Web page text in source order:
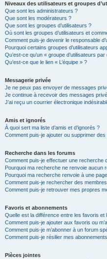
Niveaux des utilisateurs et groupes
Que sont les administrateurs ?
Que sont les modérateurs ?
Que sont les groupes d’utilisateurs ?
Où sont les groupes d’utilisateurs et
Comment puis-je devenir le responsable
Pourquoi certains groupes d’utilisateurs
Qu’est-ce qu’un « groupe d’utilisateurs
Qu’est-ce que le lien « L’équipe » ?
Messagerie privée
Je ne peux pas envoyer de messages
Je continue à recevoir des messages
J’ai reçu un courrier électronique
Amis et ignorés
À quoi sert ma liste d’amis et d’ignorés ?
Comment puis-je ajouter ou supprimer des
Recherche dans les forums
Comment puis-je effectuer une recherche
Pourquoi ma recherche ne renvoie aucun
Pourquoi ma recherche renvoie à une
Comment puis-je rechercher des
Comment puis-je retrouver mes propres
Favoris et abonnements
Quelle est la différence entre les favoris et
Comment puis-je ajouter aux favoris ou
Comment puis-je m’abonner à un forum
Comment puis-je résilier mes
Pièces jointes